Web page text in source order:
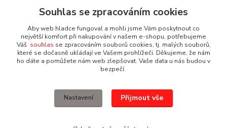
Irena Dvořáková
+420 732 595 975
(PO - PÁ, 7 - 15 hod.)
obchod@vruty-roman-stary.cz
© Roman Starý
Souhlas se zpracováním cookies
Aby web hladce fungoval a mohli jsme Vám poskytnout co
největší komfort při nakupování v našem e-shopu, potřebujeme
Váš souhlas se zpracováním souborů cookies, tj. malých souborů,
které se dočasně ukládají ve Vašem prohlížeči. Děkujeme, že nám
ho dáte a pomůžete nám web zlepšovat. Vaše data u nás budou v
bezpečí.
Nastavení Přijmout vše